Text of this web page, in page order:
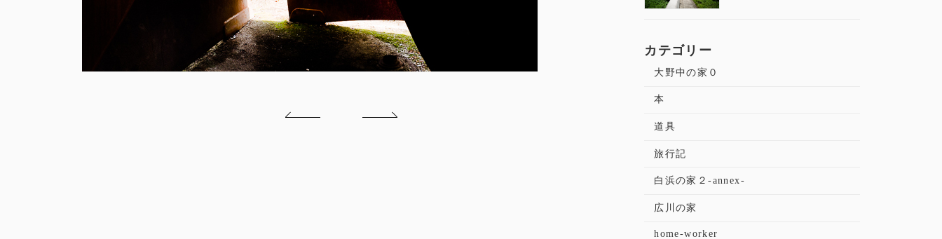
カテゴリー
大野中の家０
本
道具
旅行記
白浜の家２-annex-
広川の家
home-worker